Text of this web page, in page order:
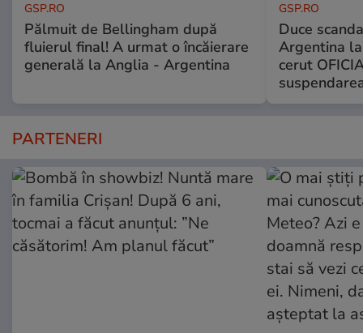
GSP.RO
Pălmuit de Bellingham după
fluierul final! A urmat o încăierare
generală la Anglia - Argentina
GSP.RO
Duce
Argentina
cerut
PARTENERI